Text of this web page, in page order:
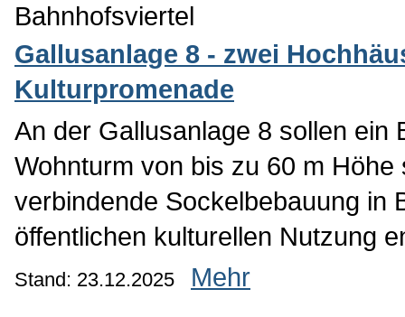
Bahnhofsviertel
Gallusanlage 8 - zwei
Kulturpromenade
An der Gallusanlage 8 sollen ein
Wohnturm von bis zu 60 m
verbindende Sockelbebauung in
öffentlichen kulturellen Nutzung
Stand: 23.12.2025 Mehr